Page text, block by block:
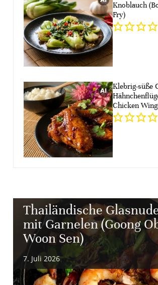
Knoblauch
Fry)
Klebrig-süße
Chicken
Thailändische
mit Garnelen (Goong
Woon Sen)
7. Juli 2026